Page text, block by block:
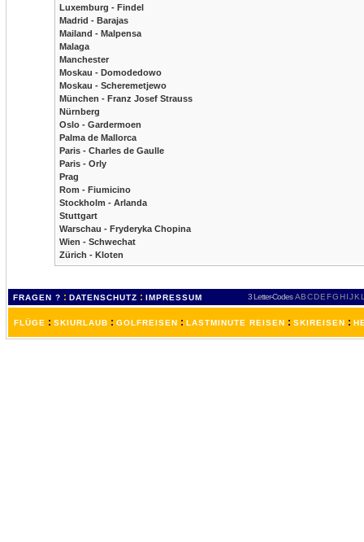
Luxemburg - Findel
Madrid - Barajas
Mailand - Malpensa
Malaga
Manchester
Moskau - Domodedowo
Moskau - Scheremetjewo
München - Franz Josef Strauss
Nürnberg
Oslo - Gardermoen
Palma de Mallorca
Paris - Charles de Gaulle
Paris - Orly
Prag
Rom - Fiumicino
Stockholm - Arlanda
Stuttgart
Warschau - Fryderyka Chopina
Wien - Schwechat
Zürich - Kloten
FRAGEN ? : DATENSCHUTZ : IMPRESSUM 3 Letter-Codes ABCDEFGH IJKL
FLÜGE : SKIURLAUB : GOLFREISEN : LASTMINUTE REISEN : SKIREISEN :